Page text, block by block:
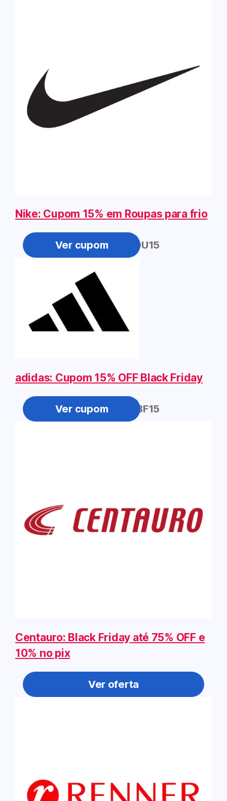
Nike: Cupom 15% em Roupas para frio
ESFRIOU15
adidas: Cupom 15% OFF Black Friday
BF15
Centauro: Black Friday até 75% OFF e
10% no pix
Ver oferta